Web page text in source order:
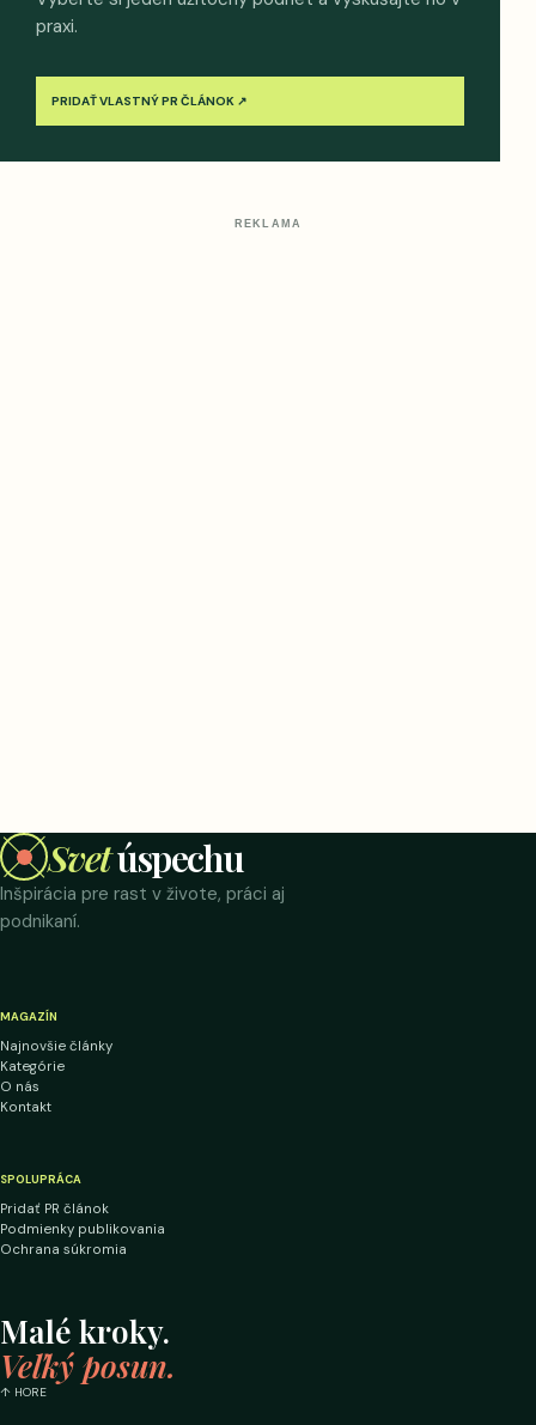
praxi.
PRIDAŤ VLASTNÝ PR ČLÁNOK ↗
REKLAMA
Svetúspechu
Inšpirácia pre rast v živote, práci aj
podnikaní.
MAGAZÍN
Najnovšie články
Kategórie
O nás
Kontakt
SPOLUPRÁCA
Pridať PR článok
Podmienky publikovania
Ochrana súkromia
Malé kroky.
Veľký posun.
↑ HORE